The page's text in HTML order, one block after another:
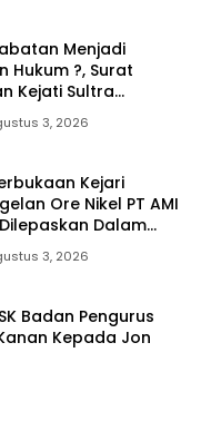
Menjadi
Hukum ?, Surat
Kejati Sultra
Selama 20
3, 2026
Kejari
Ore Nikel PT AMI
Dalam
3, 2026
Badan Pengurus
Kepada Jon